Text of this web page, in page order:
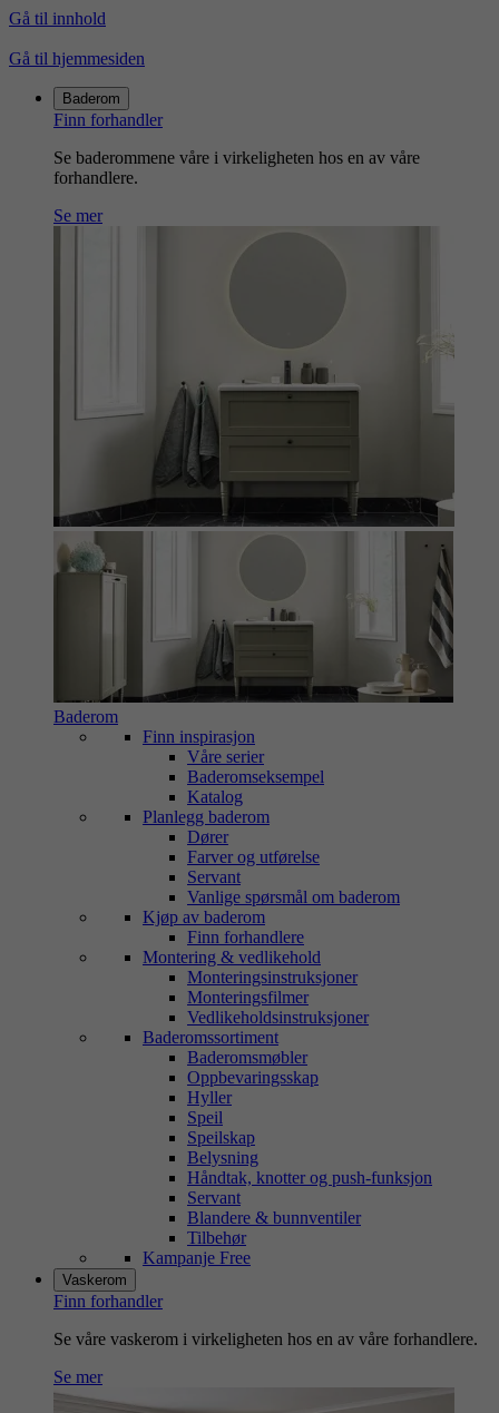
Gå til innhold
Gå til hjemmesiden
Baderom
Finn forhandler
Se baderommene våre i virkeligheten hos en av våre
forhandlere.
Se mer
Baderom
Finn inspirasjon
Våre serier
Baderomseksempel
Katalog
Planlegg baderom
Dører
Farver og utførelse
Servant
Vanlige spørsmål om baderom
Kjøp av baderom
Finn forhandlere
Montering & vedlikehold
Monteringsinstruksjoner
Monteringsfilmer
Vedlikeholdsinstruksjoner
Baderomssortiment
Baderomsmøbler
Oppbevaringsskap
Hyller
Speil
Speilskap
Belysning
Håndtak, knotter og push-funksjon
Servant
Blandere & bunnventiler
Tilbehør
Kampanje Free
Vaskerom
Finn forhandler
Se våre vaskerom i virkeligheten hos en av våre forhandlere.
Se mer